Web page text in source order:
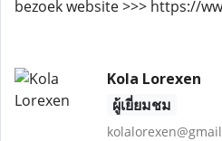
bezoek website >>> https://
Kola Lorexen
ผู้เยี่ยมชม